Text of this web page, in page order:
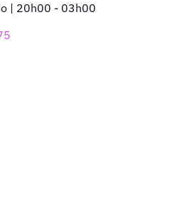
| 20h00 - 03h00